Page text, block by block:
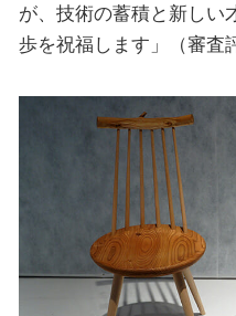
が、技術の蓄積と新しい
歩を祝福します」（審査